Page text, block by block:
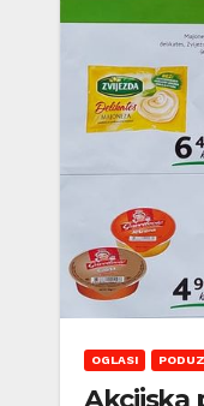
OGLASI
Akcijska